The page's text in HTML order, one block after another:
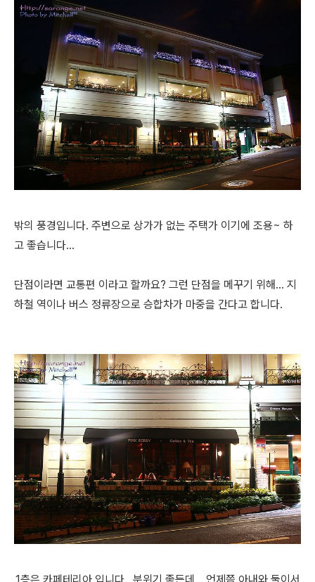
밖의 풍경입니다. 주변으로 상가가 없는 주택가 이기에 조용~ 하
고 좋습니다...
단점이라면 교통편 이라고 할까요? 그런 단점을 메꾸기 위해... 지
하철 역이나 버스 정류장으로 승합차가 마중을 간다고 합니다.